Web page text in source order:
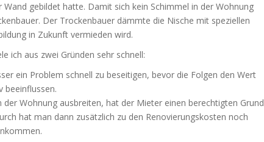
Wand gebildet hatte. Damit sich kein Schimmel in der Wohnung
Der Trockenbauer dämmte die Nische mit speziellen
in Zukunft vermieden wird.
ich aus zwei Gründen sehr schnell:
ein Problem schnell zu beseitigen, bevor die Folgen den Wert
beeinflussen.
der Wohnung ausbreiten, hat der Mieter einen berechtigten Grund
hat man dann zusätzlich zu den Renovierungskosten noch